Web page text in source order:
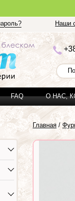
Наши
+3
FAQ О НАС,
Главная /